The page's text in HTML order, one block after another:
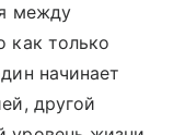
между
как только
начинает
другой